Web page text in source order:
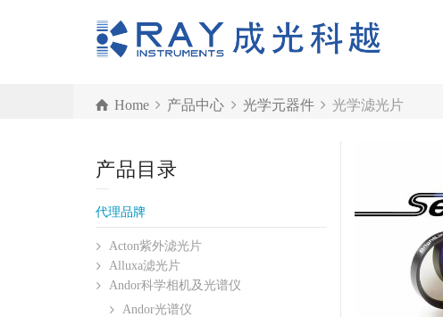
Home 产品中心 光学元器件 光学滤光片
产品目录
代理品牌
Acton紫外滤光片
Alluxa滤光片
Andor科学相机及光谱仪
Andor光谱仪